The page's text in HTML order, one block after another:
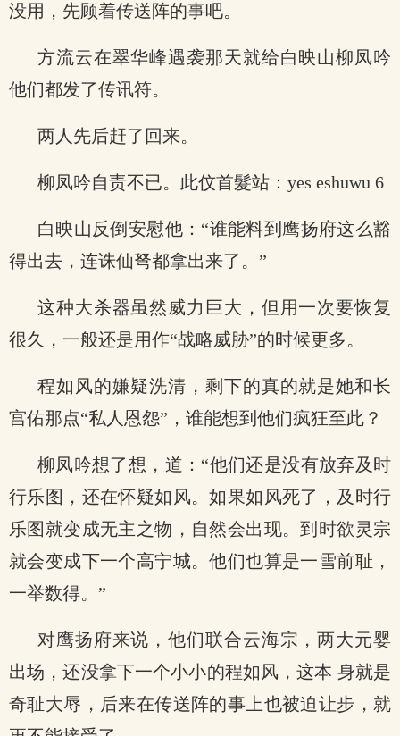
没用，先顾着传送阵的事吧。
方流云在翠华峰遇袭那天就给白映山柳凤吟
他们都发了传讯符。
两人先后赶了回来。
柳凤吟自责不已。此伩首髮站：yes eshuwu 6
白映山反倒安慰他：“谁能料到鹰扬府这么豁
得出去，连诛仙弩都拿出来了。”
这种大杀器虽然威力巨大，但用一次要恢复
很久，一般还是用作“战略威胁”的时候更多。
程如风的嫌疑洗清，剩下的真的就是她和长
宫佑那点“私人恩怨”，谁能想到他们疯狂至此？
柳凤吟想了想，道：“他们还是没有放弃及时
行乐图，还在怀疑如风。如果如风死了，及时行
乐图就变成无主之物，自然会出现。到时欲灵宗
就会变成下一个高宁城。他们也算是一雪前耻，
一举数得。”
对鹰扬府来说，他们联合云海宗，两大元婴
出场，还没拿下一个小小的程如风，这本 身就是
奇耻大辱，后来在传送阵的事上也被迫让步，就